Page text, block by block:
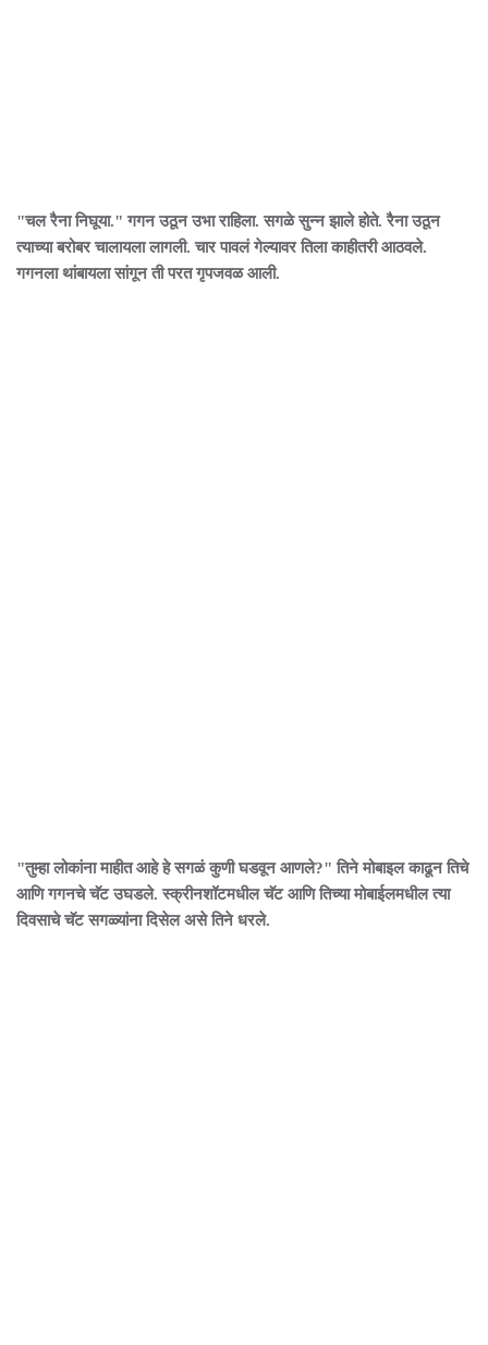
"चल रैना निघूया." गगन उठून उभा राहिला. सगळे सुन्न झाले होते. रैना उठून
त्याच्या बरोबर चालायला लागली. चार पावलं गेल्यावर तिला काहीतरी आठवले.
गगनला थांबायला सांगून ती परत गृपजवळ आली.
"तुम्हा लोकांना माहीत आहे हे सगळं कुणी घडवून आणले?" तिने मोबाइल काढून तिचे
आणि गगनचे चॅट उघडले. स्क्रीनशॉटमधील चॅट आणि तिच्या मोबाईलमधील त्या
दिवसाचे चॅट सगळ्यांना दिसेल असे तिने धरले.